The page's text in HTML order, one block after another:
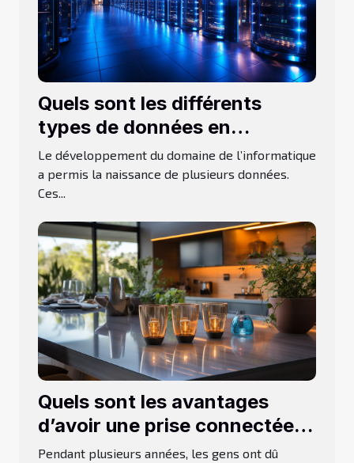
Quels sont les différents
types de données en
informatiques ?
Le développement du domaine de l’informatique
a permis la naissance de plusieurs données.
Ces...
Quels sont les avantages
d’avoir une prise connectée
dans votre habitation ?
Pendant plusieurs années, les gens ont dû